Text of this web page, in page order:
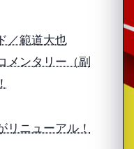
／範道大也
メンタリー（副
リニューアル！